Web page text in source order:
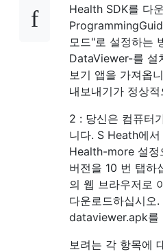
Health SDK를 다
모드"로 설정하는
DataViewer-를 설
보기 앱을 가져옵
내보내기가 정상
2 : 당신은 컴퓨터
니다. S Heath에
Health-more 설정
버전을 10 번 탭하
의 웹 브라우저로
다운로드하십시오
dataviewer.apk를
보려는 각 항목에